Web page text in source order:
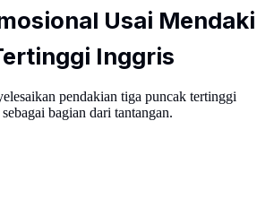
Usai Mendaki
Inggris
pendakian tiga puncak tertinggi
bagian dari tantangan.